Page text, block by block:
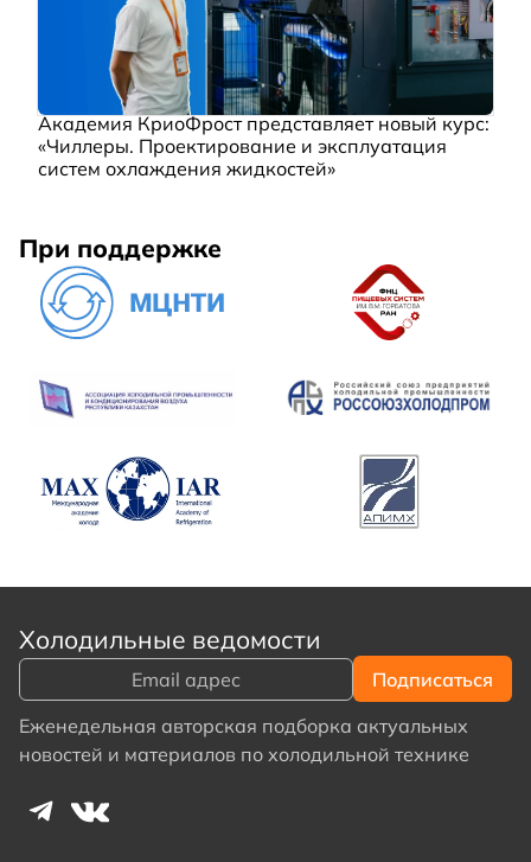
Академия КриоФрост представляет новый курс:
«Чиллеры. Проектирование и эксплуатация
систем охлаждения жидкостей»
При поддержке
Холодильные ведомости
Еженедельная авторская подборка актуальных
новостей и материалов по холодильной технике